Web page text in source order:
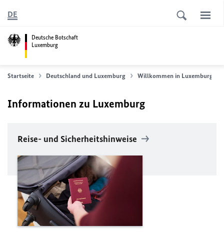
Deutsche Botschaft
Luxemburg
DE
Startseite Deutschland und Luxemburg Willkommen in Luxemburg
Informationen zu Luxemburg
Reise- und Sicherheitshinweise